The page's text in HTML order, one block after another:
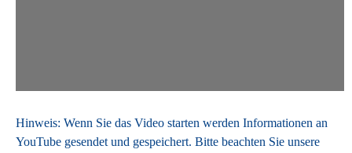
Hinweis: Wenn Sie das Video starten werden Informationen an
YouTube gesendet und gespeichert. Bitte beachten Sie unsere